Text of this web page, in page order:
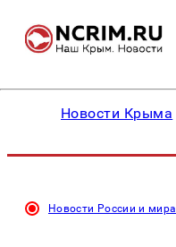
Новости Крыма
Новости России и мира